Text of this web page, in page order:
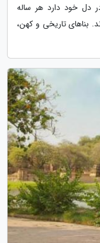
دل خود دارد هر ساله
بناهای تاریخی و کهن،